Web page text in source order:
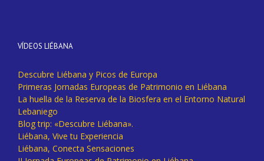
VÍDEOS LIÉBANA
Descubre Liébana y Picos de Europa
Primeras Jornadas Europeas de Patrimonio en Liébana
La huella de la Reserva de la Biosfera en el Entorno Natural
Lebaniego
Blog trip: «Descubre Liébana».
Liébana, Vive tu Experiencia
Liébana, Conecta Sensaciones